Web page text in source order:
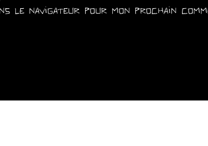
le navigateur pour mon prochain